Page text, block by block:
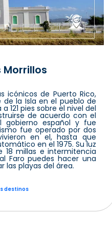
Morrillos
icónicos de Puerto Rico,
la Isla en el pueblo de
121 pies sobre el nivel del
de acuerdo con el
español y fue
fue operado por dos
en el, hasta que
en el 1975. Su luz
millas e intermitencia
Faro puedes hacer una
las playas del área.
destinos